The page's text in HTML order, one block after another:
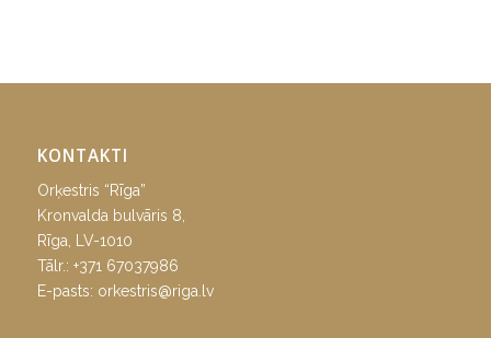
KONTAKTI
Orķestris “Rīga”
Kronvalda bulvāris 8,
Rīga, LV-1010
Tālr.: +371 67037986
E-pasts: orkestris@riga.lv